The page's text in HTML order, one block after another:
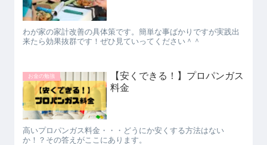
わが家の家計改善の具体策です。簡単な事ばかりですが実践出
来たら効果抜群です！ぜひ見ていってください＾＾
お金の勉強
【安くできる！】プロパンガス
料金
高いプロパンガス料金・・・どうにか安くする方法はない
か！？その答えがここにあります。